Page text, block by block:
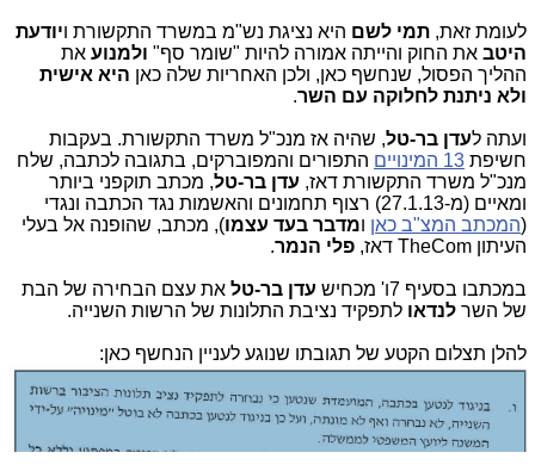
לעומת זאת, תמי לשם היא נציגת נש"מ במשרד התקשורת ויודעת
היטב את החוק והייתה אמורה להיות "שומר סף" ולמנוע את
ההליך הפסול, שנחשף כאן, ולכן האחריות שלה כאן היא אישית
ולא ניתנת לחלוקה עם השר.
ועתה לעדן בר-טל, שהיה אז מנכ"ל משרד התקשורת. בעקבות
חשיפת 13 המינויים
התפורים והמפוברקים, בתגובה לכתבה, שלח
מנכ"ל משרד התקשורת דאז, עדן בר-טל, מכתב תוקפני ביותר
ומאיים (מ-27.1.13) רצוף תחמונים והאשמות נגד הכתבה ונגדי
(המכתב המצ"ב כאן ומדבר בעד עצמו), מכתב, שהופנה אל בעלי
העיתון TheCom דאז,
פלי הנמר.
במכתבו בסעיף 7ו' מכחיש עדן בר-טל את עצם הבחירה של הבת
של השר לנדאו לתפקיד נציבת התלונות של הרשות השנייה.
להלן תצלום הקטע של תגובתו שנוגע לעניין הנחשף כאן: